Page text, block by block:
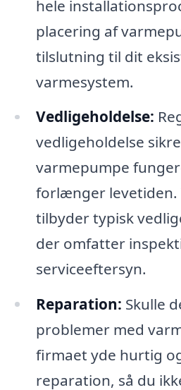
hele
placering af
tilslutning til dit
varmesystem.
Vedligeholdelse:
vedligeholdelse
varmepumpe
forlænger levetiden.
tilbyder typisk
der omfatter
serviceeftersyn.
Reparation: Skulle
problemer med
firmaet yde hurtig
reparation, så du